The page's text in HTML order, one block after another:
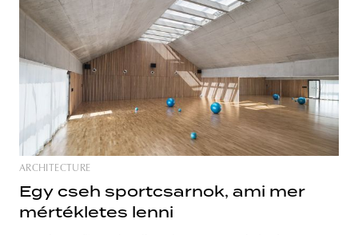
ARCHITECTURE
Egy cseh sportcsarnok, ami mer
mértékletes lenni